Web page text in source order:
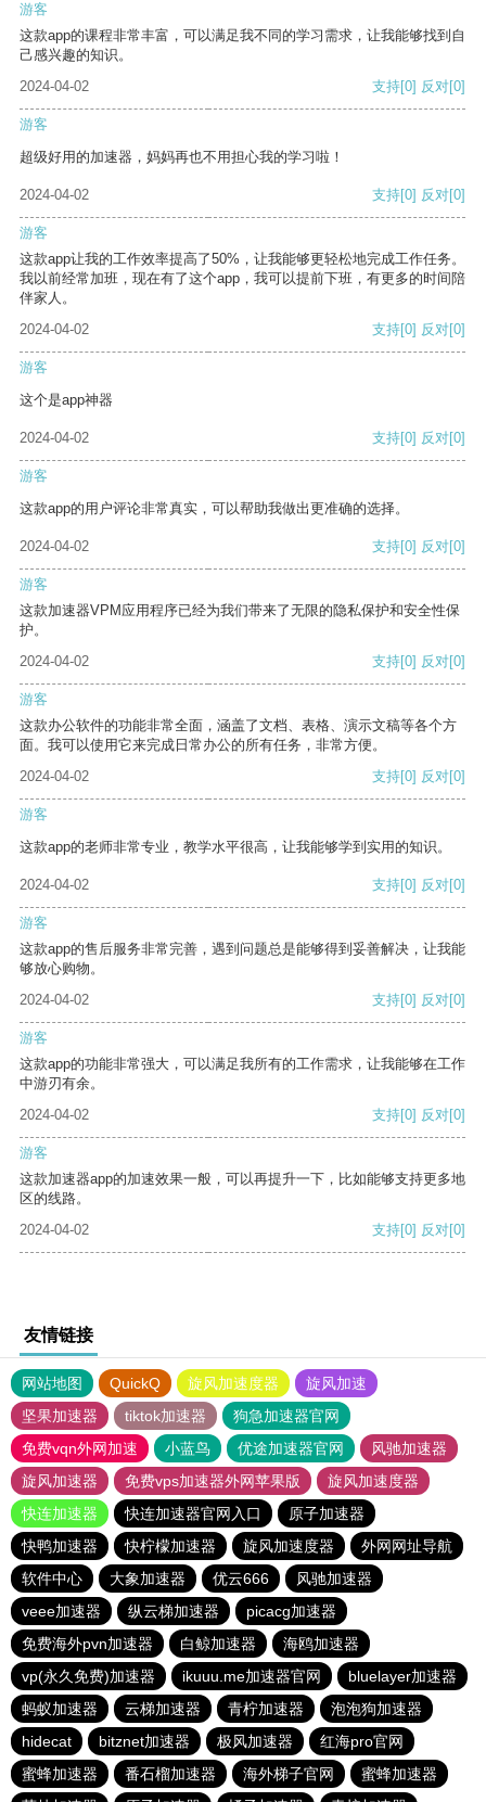
游客
这款app的课程非常丰富，可以满足我不同的学习需求，让我能够找到自
己感兴趣的知识。
2024-04-02
支持[0] 反对[0]
游客
超级好用的加速器，妈妈再也不用担心我的学习啦！
2024-04-02 支持[0] 反对[0]
游客
这款app让我的工作效率提高了50%，让我能够更轻松地完成工作任务。
我以前经常加班，现在有了这个app，我可以提前下班，有更多的时间陪
伴家人。
2024-04-02
支持[0] 反对[0]
游客
这个是app神器
2024-04-02 支持[0] 反对[0]
游客
这款app的用户评论非常真实，可以帮助我做出更准确的选择。
2024-04-02 支持[0] 反对[0]
游客
这款加速器VPM应用程序已经为我们带来了无限的隐私保护和安全性保
护。
2024-04-02
支持[0] 反对[0]
游客
这款办公软件的功能非常全面，涵盖了文档、表格、演示文稿等各个方
面。我可以使用它来完成日常办公的所有任务，非常方便。
2024-04-02
支持[0] 反对[0]
游客
这款app的老师非常专业，教学水平很高，让我能够学到实用的知识。
2024-04-02 支持[0] 反对[0]
游客
这款app的售后服务非常完善，遇到问题总是能够得到妥善解决，让我能
够放心购物。
2024-04-02
支持[0] 反对[0]
游客
这款app的功能非常强大，可以满足我所有的工作需求，让我能够在工作
中游刃有余。
2024-04-02
支持[0] 反对[0]
游客
这款加速器app的加速效果一般，可以再提升一下，比如能够支持更多地
区的线路。
2024-04-02
支持[0] 反对[0]
友情链接
网站地图 QuickQ 旋风加速度器
旋风加速
坚果加速器
tiktok加速器
狗急加速器官网
免费vqn外网加速
小蓝鸟 优途加速器官网
风驰加速器
旋风加速器
免费vps加速器外网苹果版
旋风加速度器
快连加速器
快连加速器官网入口
原子加速器
快鸭加速器
快柠檬加速器 旋风加速度器
外网网址导航
软件中心
大象加速器 优云666
风驰加速器
veee加速器
纵云梯加速器
picacg加速器
免费海外pvn加速器
白鲸加速器
海鸥加速器
vp(永久免费)加速器
ikuuu.me加速器官网
bluelayer加速器
蚂蚁加速器
云梯加速器 青柠加速器
泡泡狗加速器
hidecat
bitznet加速器 极风加速器
红海pro官网
蜜蜂加速器
番石榴加速器 海外梯子官网
蜜蜂加速器